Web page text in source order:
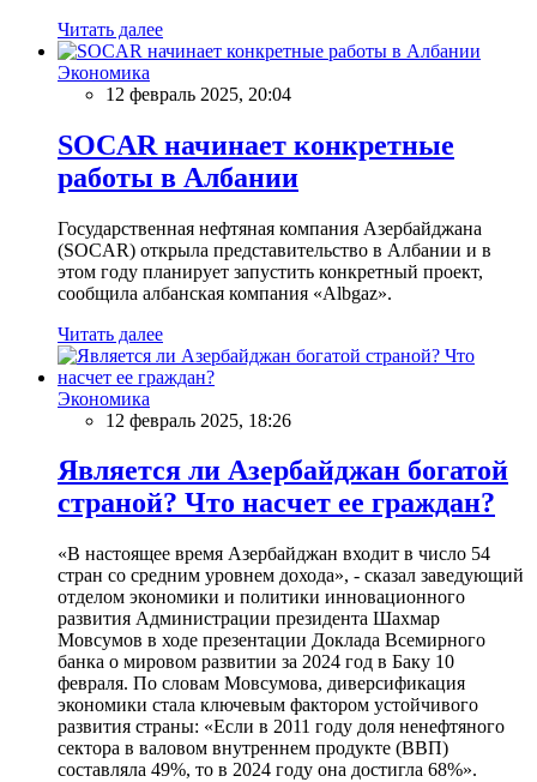
Читать далее
Экономика
12 февраль 2025, 20:04
SOCAR начинает конкретные
работы в Албании
Государственная нефтяная компания Азербайджана
(SOCAR) открыла представительство в Албании и в
этом году планирует запустить конкретный проект,
сообщила албанская компания «Albgaz».
Читать далее
Экономика
12 февраль 2025, 18:26
Является ли Азербайджан богатой
страной? Что насчет ее граждан?
«В настоящее время Азербайджан входит в число 54
стран со средним уровнем дохода», - сказал заведующий
отделом экономики и политики инновационного
развития Администрации президента Шахмар
Мовсумов в ходе презентации Доклада Всемирного
банка о мировом развитии за 2024 год в Баку 10
февраля. По словам Мовсумова, диверсификация
экономики стала ключевым фактором устойчивого
развития страны: «Если в 2011 году доля ненефтяного
сектора в валовом внутреннем продукте (ВВП)
составляла 49%, то в 2024 году она достигла 68%».